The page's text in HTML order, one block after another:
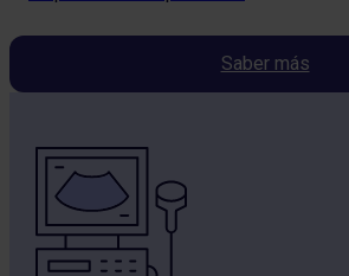
Saber más